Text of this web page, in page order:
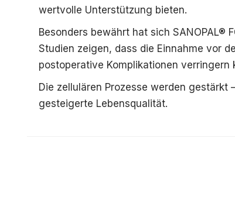
wertvolle Unterstützung bieten.
Besonders bewährt hat sich SANOPAL®
Studien zeigen, dass die Einnahme vor
postoperative Komplikationen verringern
Die zellulären Prozesse werden
gesteigerte Lebensqualität.
begleitende Einnahme von SANOPAL®